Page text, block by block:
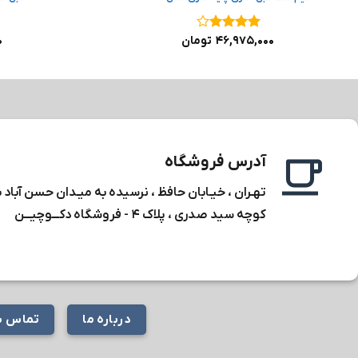
نمره۴
۴۶,۹۷۵,۰۰۰ تومان
آدرس فروشگاه
تهـران ، خیـابان حافظ ، نرسیده به میـدان حسن
کوچه سید صدری ، پلاک ۴ -
فروشگاه دکـــوچیـــن
درباره ما تماس